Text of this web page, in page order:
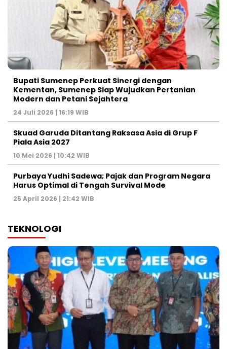
Bupati Sumenep Perkuat Sinergi dengan
Kementan, Sumenep Siap Wujudkan Pertanian
Modern dan Petani Sejahtera
24 Juli 2026 | 16:19 WIB
Skuad Garuda Ditantang Raksasa Asia di Grup F
Piala Asia 2027
10 Mei 2026 | 10:42 WIB
Purbaya Yudhi Sadewa; Pajak dan Program Negara
Harus Optimal di Tengah Survival Mode
25 April 2026 | 21:42 WIB
TEKNOLOGI